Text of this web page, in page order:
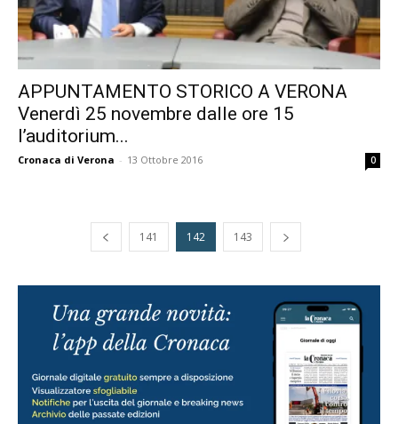
APPUNTAMENTO STORICO A VERONA
Venerdì 25 novembre dalle ore 15
l’auditorium...
Cronaca di Verona - 13 Ottobre 2016 0
141 142 143